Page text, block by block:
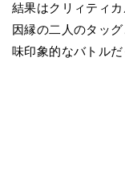
結果はクリィティカ
因縁の二人のタッ
味印象的なバトルだ